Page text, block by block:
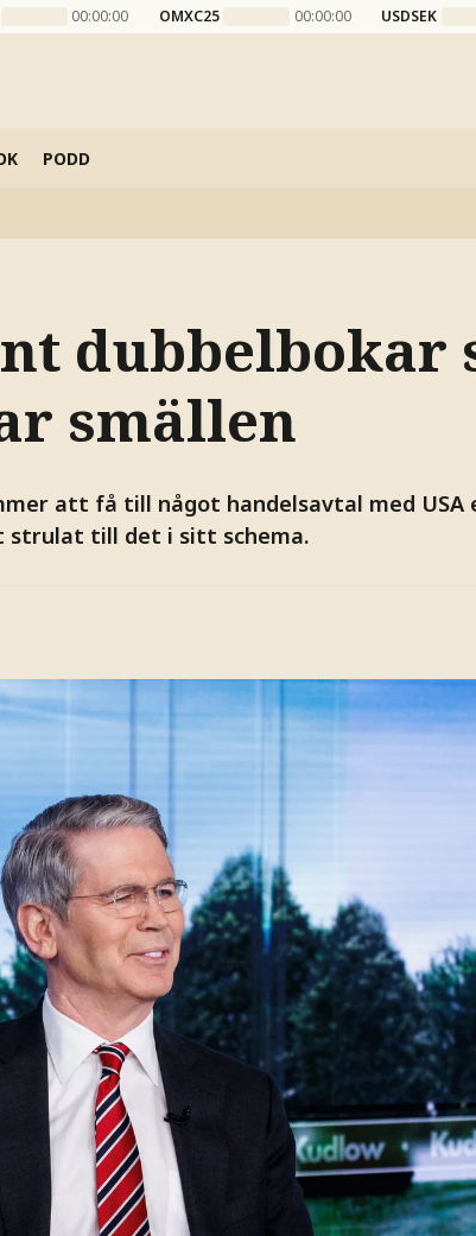
00:00:00 OMXC25 00:00:00 USDSEK
PODD
dubbelbokar
smällen
att få till något handelsavtal med
strulat till det i sitt schema.